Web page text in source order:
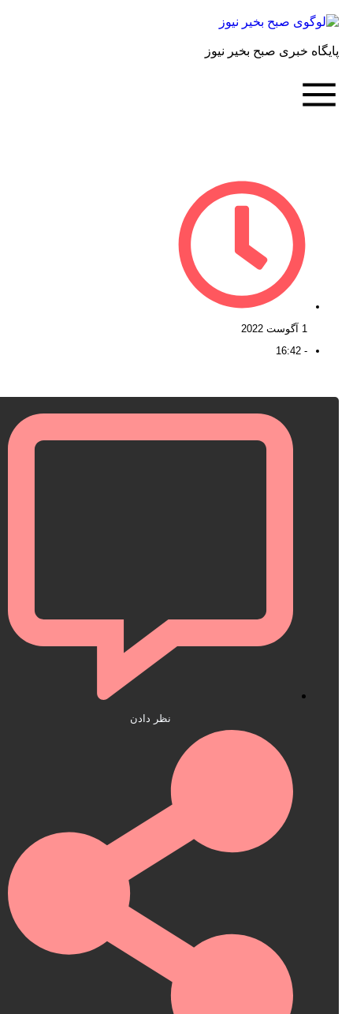
پایگاه خبری صبح بخیر نیوز
-
16:42
نظر دادن